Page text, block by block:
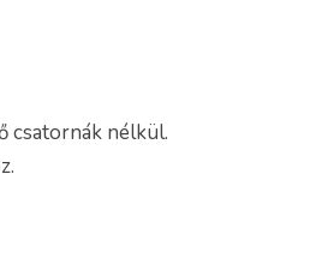
csatornák nélkül.